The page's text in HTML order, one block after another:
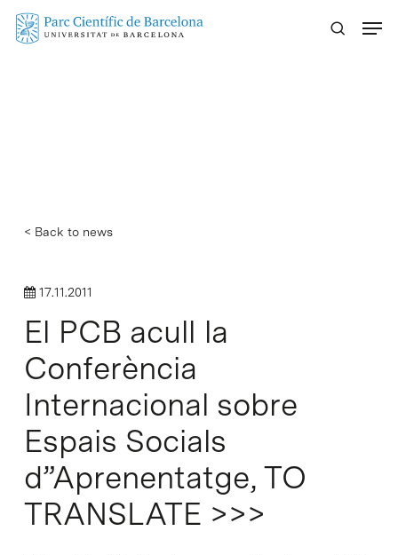
Skip
< Back to news
17.11.2011
El PCB acull la
Conferència
Internacional sobre
Espais Socials
d”Aprenentatge, TO
TRANSLATE >>>